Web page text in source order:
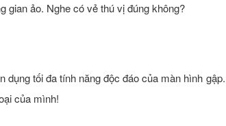
gian ảo. Nghe có vẻ thú vị đúng không?
tối đa tính năng độc đáo của màn hình gập.
của mình!